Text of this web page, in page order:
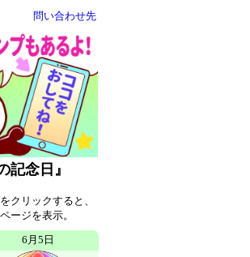
問い合わせ先
記念日』
クリックすると、
ージを表示。
6月5日